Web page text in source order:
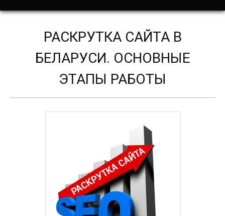
РАСКРУТКА САЙТА В
БЕЛАРУСИ. ОСНОВНЫЕ
ЭТАПЫ РАБОТЫ